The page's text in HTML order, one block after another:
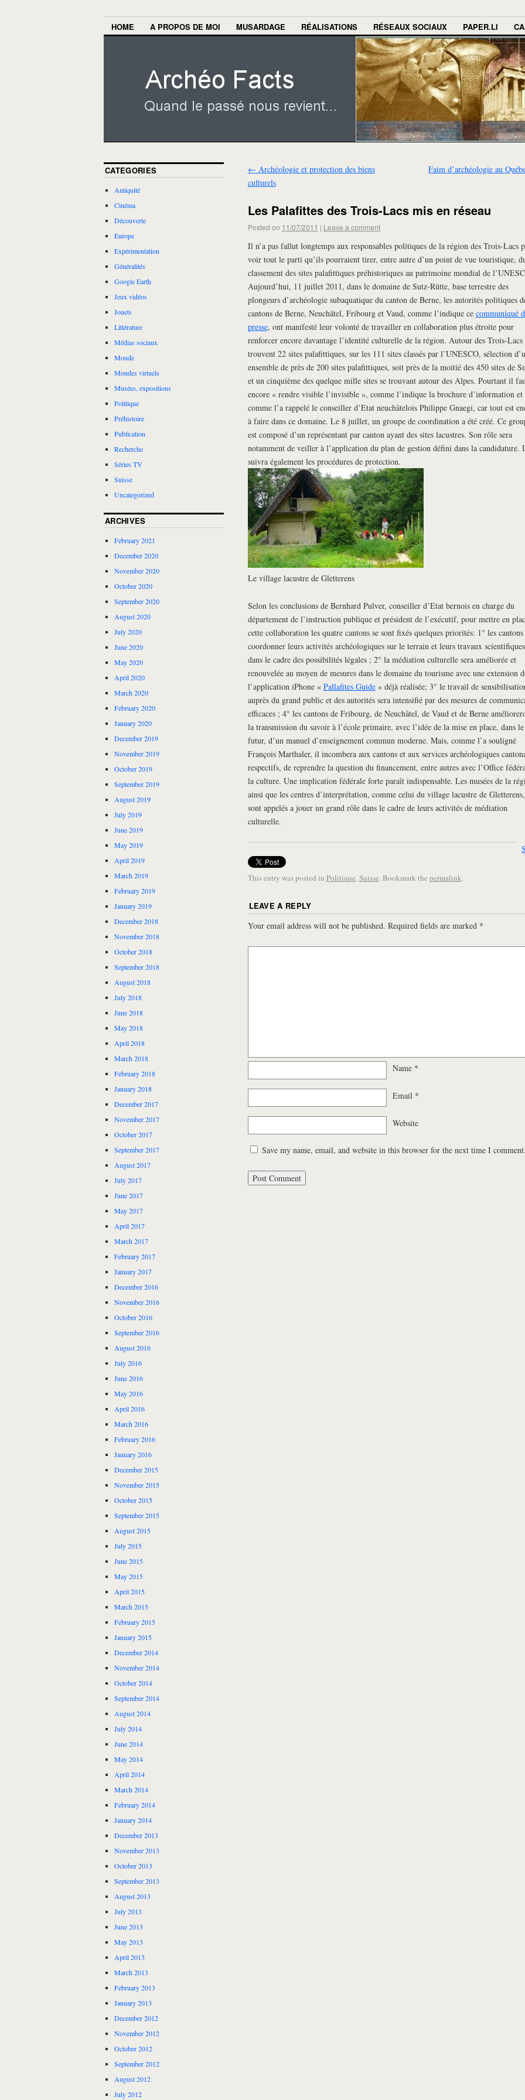
HOME A PROPOS DE MOI MUSARDAGE RÉALISATIONS RÉSEAUX SOCIAUX PAPER.LI
← Archéologie et protection des biens
culturels
Faim d’archéologie au
Les Palafittes des Trois-Lacs mis en réseau
Posted on 11/07/2011 | Leave a comment
Il n’a pas fallut longtemps aux responsables politiques de la région des Trois-Lacs
voir tout le parti qu’ils pourraient tirer, entre autre d’un point de vue touristique,
classement des sites palafittiques préhistoriques au patrimoine mondial de
Aujourd’hui, 11 juillet 2011, dans le domaine de Sutz-Rütte, base terrestre des
plongeurs d’archéologie subaquatique du canton de Berne, les autorités politiques
cantons de Berne, Neuchâtel, Fribourg et Vaud, comme l’indique ce communiqué
presse, ont manifesté leur volonté de travailler en collaboration plus étroite pour
renforcer encore davantage l’identité culturelle de la région. Autour des Trois-Lacs
trouvent 22 sites palafittiques, sur les 111 sites classés par l’UNESCO, sélection
ensemble de près de 200 sites palafittiques, soit près de la moitié des 450 sites de
et un cinquième des quelque mille sites se trouvant autour des Alpes. Pourtant il
encore « rendre visible l’invisible », comme l’indique la brochure d’information et
comme l’a rappelé le conseiller d’Etat neuchâtelois Philippe Gnaegi, car tout est
à faire dans ce domaine. Le 8 juillet, un groupe de coordination a été créé. Ce
est composé d’un représentant par canton ayant des sites lacustres. Son rôle sera
notamment de veiller à l’application du plan de gestion défini dans la candidature.
suivra également les procédures de protection.
Le village lacustre de Gletterens
Selon les conclusions de Bernhard Pulver, conseiller d’Etat bernois en charge du
département de l’instruction publique et président de l’exécutif, pour mettre en
cette collaboration les quatre cantons se sont fixés quelques priorités: 1° les
coordonner leurs activités archéologiques sur le terrain et leurs travaux scientifiques
dans le cadre des possibilités légales ; 2° la médiation culturelle sera améliorée et
renouvelée au moyen de mesures dans le domaine du tourisme avec une extension
l’application iPhone « Pallafites Guide» déjà réalisée; 3° le travail de
auprès du grand public et des autorités sera intensifié par des mesures de
efficaces ; 4° les cantons de Fribourg, de Neuchâtel, de Vaud et de Berne
la transmission du savoir à l’école primaire, avec l’idée de la mise en place, dans le
futur, d’un manuel d’enseignement commun moderne. Mais, comme l’a souligné
François Marthaler, il incombera aux cantons et aux services archéologiques
respectifs, de reprendre la question du financement, entre autres avec l’Office
la culture. Une implication fédérale forte paraît indispensable. Les musées de la
ainsi que les centres d’interprétation, comme celui du village lacustre de Gletterens,
sont appelés a jouer un grand rôle dans le cadre de leurs activités de médiation
culturelle.
This entry was posted in Politique,Suisse. Bookmark the permalink.
LEAVE A REPLY
Your email address will not be published. Required fields are marked *
Name *
Email *
Website
Save my name, email, and website in this browser for the next time I
CATEGORIES
Antiquité
Cinéma
Découverte
Europe
Expérimentation
Généralités
Google Earth
Jeux vidéos
Jouets
Littérature
Médias sociaux
Monde
Mondes virtuels
Musées, expositions
Politique
Préhistoire
Publication
Recherche
Séries TV
Suisse
Uncategorized
ARCHIVES
February 2021
December 2020
November 2020
October 2020
September 2020
August 2020
July 2020
June 2020
May 2020
April 2020
March 2020
February 2020
January 2020
December 2019
November 2019
October 2019
September 2019
August 2019
July 2019
June 2019
May 2019
April 2019
March 2019
February 2019
January 2019
December 2018
November 2018
October 2018
September 2018
August 2018
July 2018
June 2018
May 2018
April 2018
March 2018
February 2018
January 2018
December 2017
November 2017
October 2017
September 2017
August 2017
July 2017
June 2017
May 2017
April 2017
March 2017
February 2017
January 2017
December 2016
November 2016
October 2016
September 2016
August 2016
July 2016
June 2016
May 2016
April 2016
March 2016
February 2016
January 2016
December 2015
November 2015
October 2015
September 2015
August 2015
July 2015
June 2015
May 2015
April 2015
March 2015
February 2015
January 2015
December 2014
November 2014
October 2014
September 2014
August 2014
July 2014
June 2014
May 2014
April 2014
March 2014
February 2014
January 2014
December 2013
November 2013
October 2013
September 2013
August 2013
July 2013
June 2013
May 2013
April 2013
March 2013
February 2013
January 2013
December 2012
November 2012
October 2012
September 2012
August 2012
July 2012